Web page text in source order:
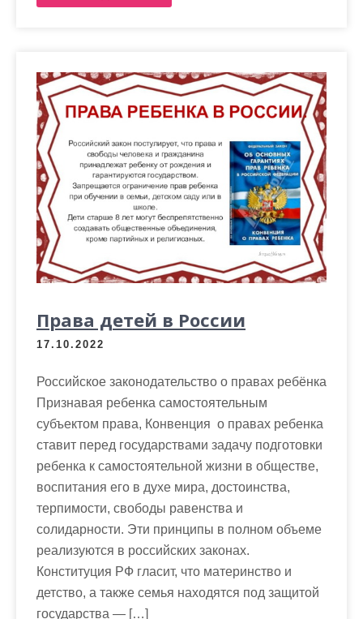
Права детей в России
17.10.2022
Российское законодательство о правах ребёнка
Признавая ребенка самостоятельным
субъектом права, Конвенция о правах ребенка
ставит перед государствами задачу подготовки
ребенка к самостоятельной жизни в обществе,
воспитания его в духе мира, достоинства,
терпимости, свободы равенства и
солидарности. Эти принципы в полном объеме
реализуются в российских законах.
Конституция РФ гласит, что материнство и
детство, а также семья находятся под защитой
государства — […]